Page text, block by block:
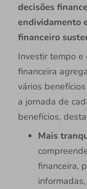
decisões
endividamento
financeiro
Investir tempo e
financeira
vários
a jornada de
benefícios,
Mais
financeira,